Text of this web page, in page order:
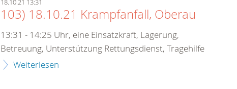
18.10.21 13:31
103) 18.10.21 Krampfanfall, Oberau
13:31 - 14:25 Uhr, eine Einsatzkraft, Lagerung,
Betreuung, Unterstützung Rettungsdienst, Tragehilfe
Weiterlesen